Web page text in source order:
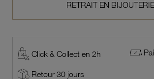
RETRAIT EN BIJOUTERIE
Click & Collect en 2h
Retour 30 jours